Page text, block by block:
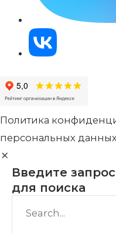
Политика
персональных
Введите
для поиска